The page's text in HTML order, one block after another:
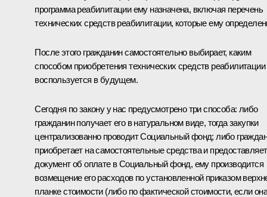
программа реабилитации ему назначена, включая перечень
технических средств реабилитации, которые ему
После этого гражданин самостоятельно выбирает, каким
способом приобретения технических средств реабилитации
воспользуется в будущем.
Сегодня по закону у нас предусмотрено три способа: либо
гражданин получает его в натуральном виде, тогда закупки
централизованно проводит Социальный фонд; либо
приобретает на самостоятельные средства и предоставляет
документ об оплате в Социальный фонд, ему производится
возмещение его расходов по установленной приказом
планке стоимости (либо по фактической стоимости, если